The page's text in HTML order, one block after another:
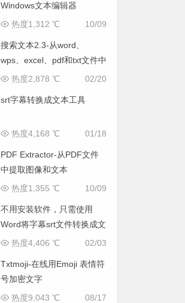
Windows文本编辑器
10/09
热度1,312 ℃
搜索文本2.3-从word、
wps、excel、pdf和txt文件中
查找文本的工具
02/20
热度2,878 ℃
srt字幕转换成文本工具
01/18
热度4,168 ℃
PDF Extractor-从PDF文件
中提取图像和文本
10/09
热度1,355 ℃
不用安装软件，只需使用
Word将字幕srt文件转换成文
本
02/03
热度4,406 ℃
Txtmoji-在线用Emoji 表情符
号加密文字
08/17
热度9,043 ℃